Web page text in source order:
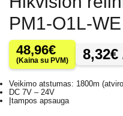
PM1-O1L-
48,96€
(Kaina su PVM) 8,32€
Veikimo atstumas: 1800m
DC 7V – 24V
Įtampos apsauga